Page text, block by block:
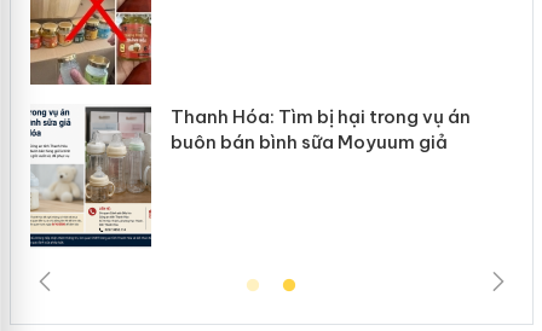
Thanh Hóa: Tìm bị hại trong vụ án
buôn bán bình sữa Moyuum giả